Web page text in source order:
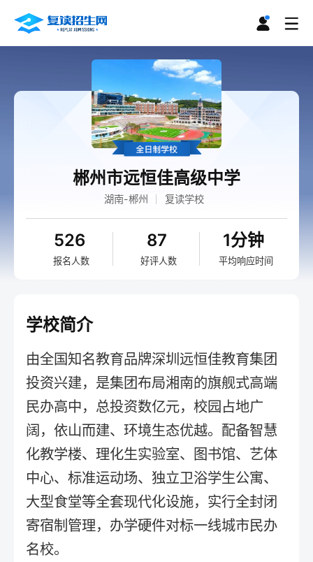
郴州市远恒佳高级中学
湖南-郴州 复读学校
526
报名人数
87
好评人数
1分钟
平均响应时间
学校简介
由全国知名教育品牌深圳远恒佳教育集团
投资兴建，是集团布局湘南的旗舰式高端
民办高中，总投资数亿元，校园占地广
阔，依山而建、环境生态优越。配备智慧
化教学楼、理化生实验室、图书馆、艺体
中心、标准运动场、独立卫浴学生公寓、
大型食堂等全套现代化设施，实行全封闭
寄宿制管理，办学硬件对标一线城市民办
名校。